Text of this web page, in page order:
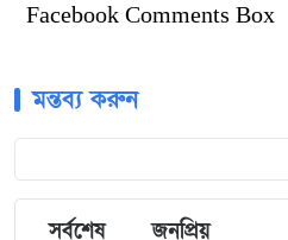
Facebook Comments Box
মন্তব্য করুন
সর্বশেষ জনপ্রিয়